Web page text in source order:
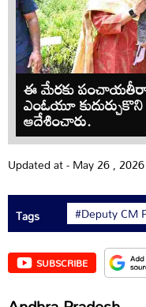
ఈ మేరకు
ఎంఓయూ
ఆదేశించారు.
Updated at - May 26 ,
Tags #Deputy CM
SUBSCRIBE